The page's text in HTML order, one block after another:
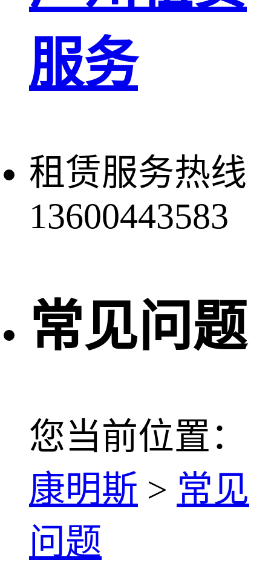
服务
租赁服务热线
13600443583
常见问题
您当前位置：
康明斯 > 常见
问题